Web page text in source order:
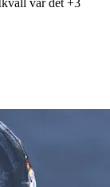
var det +3